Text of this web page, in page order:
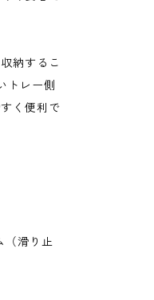
納するこ
トレー側
く便利で
（滑り止